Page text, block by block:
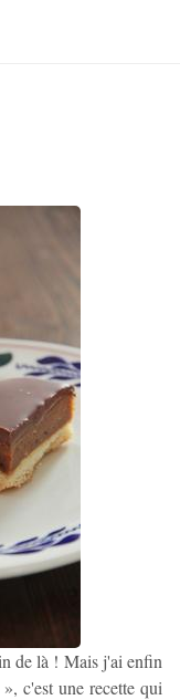
de là ! Mais j'ai enfin
c'est une recette qui